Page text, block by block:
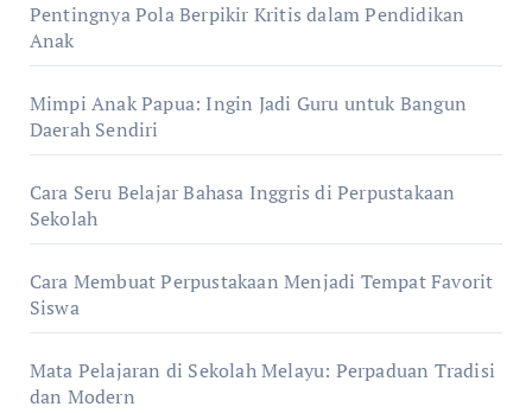
Pentingnya Pola Berpikir Kritis dalam Pendidikan
Anak
Mimpi Anak Papua: Ingin Jadi Guru untuk Bangun
Daerah Sendiri
Cara Seru Belajar Bahasa Inggris di Perpustakaan
Sekolah
Cara Membuat Perpustakaan Menjadi Tempat Favorit
Siswa
Mata Pelajaran di Sekolah Melayu: Perpaduan Tradisi
dan Modern